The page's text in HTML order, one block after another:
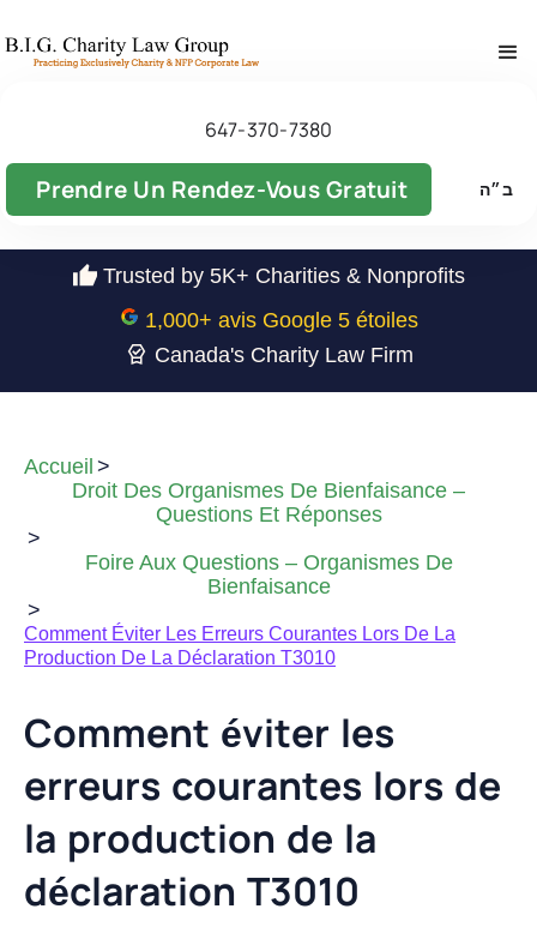
647-370-7380
Prendre Un Rendez-Vous Gratuit ב״ה
Trusted by 5K+ Charities & Nonprofits
1,000+ avis Google 5 étoiles
Canada's Charity Law Firm
Accueil >
Droit Des Organismes De Bienfaisance –
Questions Et Réponses
>
Foire Aux Questions – Organismes De
Bienfaisance
>
Comment Éviter Les Erreurs Courantes Lors De La
Production De La Déclaration T3010
Comment éviter les
erreurs courantes lors de
la production de la
déclaration T3010